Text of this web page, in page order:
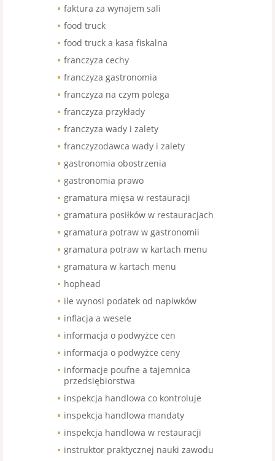
faktura za wynajem sali
food truck
food truck a kasa fiskalna
franczyza cechy
franczyza gastronomia
franczyza na czym polega
franczyza przykłady
franczyza wady i zalety
franczyzodawca wady i zalety
gastronomia obostrzenia
gastronomia prawo
gramatura mięsa w restauracji
gramatura posiłków w restauracjach
gramatura potraw w gastronomii
gramatura potraw w kartach menu
gramatura w kartach menu
hophead
ile wynosi podatek od napiwków
inflacja a wesele
informacja o podwyżce cen
informacja o podwyżce ceny
informacje poufne a tajemnica
przedsiębiorstwa
inspekcja handlowa co kontroluje
inspekcja handlowa mandaty
inspekcja handlowa w restauracji
instruktor praktycznej nauki zawodu